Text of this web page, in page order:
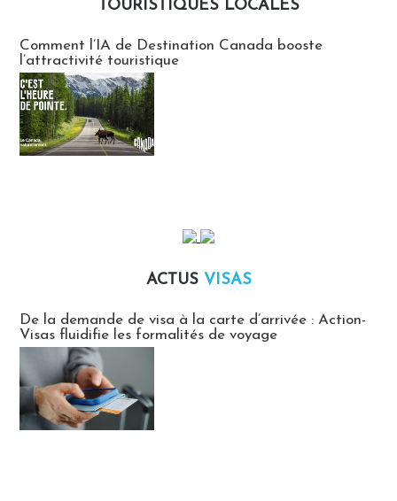
TOURISTIQUES LOCALES
Comment l’IA de Destination Canada booste
l’attractivité touristique
ACTUS VISAS
De la demande de visa à la carte d’arrivée : Action-
Visas fluidifie les formalités de voyage